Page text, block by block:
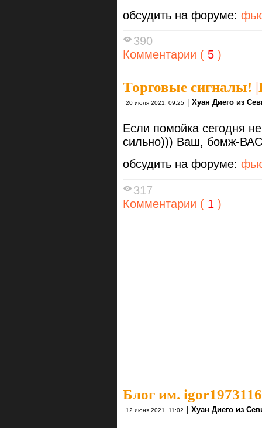
обсудить на форуме:
390
Комментарии ( 5 )
Торговые сигналы! |
20 июля 2021, 09:25 Хуан Диего из
Если помойка сегодня
сильно))) Ваш, бомж-
обсудить на форуме:
317
Комментарии ( 1 )
Блог им. igor1973116
12 июня 2021, 11:02 | Хуан Диего из